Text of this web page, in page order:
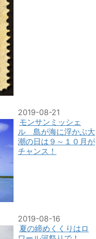
2019-08-21
モンサンミッシェ
ル 島が海に浮かぶ大
潮の日は９～１０月が
チャンス！
2019-08-16
夏の締めくくりはロ